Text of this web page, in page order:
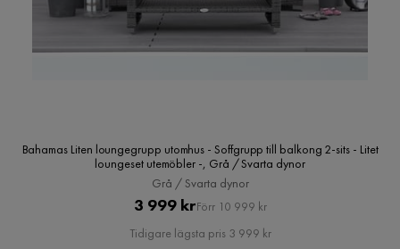
Bahamas Liten loungegrupp utomhus - Soffgrupp till balkong 2-sits - Litet
loungeset utemöbler -, Grå / Svarta dynor
Grå / Svarta dynor
Pris
3 999 krOriginal
Pris
Förr 10 999 kr
Tidigare lägsta pris 3 999 kr